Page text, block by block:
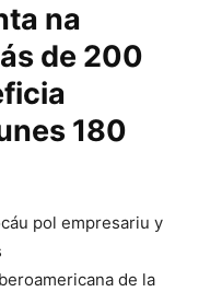
na
de 200
180
pol empresariu y
de la